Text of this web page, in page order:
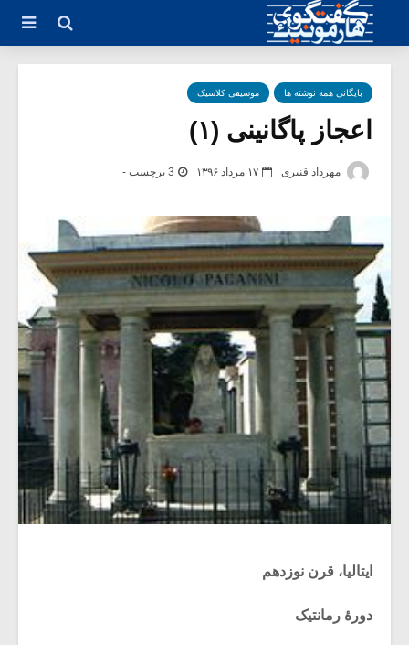
بایگانی همه نوشته ها موسیقی کلاسیک
اعجاز پاگانینی (۱)
مهرداد قنبری ۱۷ مرداد ۱۳۹۶ 3 برچسب -
ایتالیا، قرن نوزدهم
دورۀ رمانتیک